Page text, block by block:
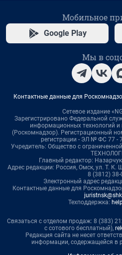
Мобильное
Google Play
Мы в
Контактные данные для
Сетевое издание
Зарегистрировано Федеральной
информационных технологий
(Роскомнадзор). Регистрационный
регистрации - ЭЛ № ФС 77 -
Учредитель: Общество с
Главный редактор:
Адрес редакции: Россия, Омск, ул. Т. К.
8 (3812) 38-
Электронный адрес
Контактные данные для
Техподдержка:
Связаться с отделом продаж: 8 (383)
с сотового бесплатный),
Редакция сайта не несет
информации, содержащейся в